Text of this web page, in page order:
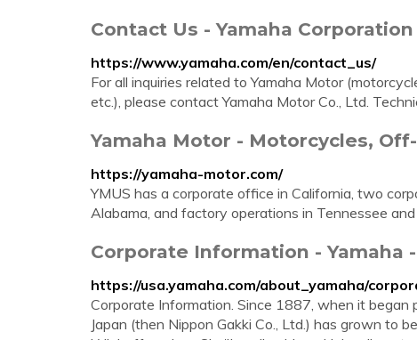
Contact Us - Yamaha Corporation
https://www.yamaha.com/en/contact_us/
For all inquiries related to Yamaha Motor
etc.), please contact Yamaha Motor Co., Ltd.
Yamaha Motor - Motorcycles,
https://yamaha-motor.com/
YMUS has a corporate office in California, two
Alabama, and factory operations in Tennessee and
Corporate Information - Yamaha
https://usa.yamaha.com/about_yamaha/
Corporate Information. Since 1887, when it began
Japan (then Nippon Gakki Co., Ltd.) has grown to